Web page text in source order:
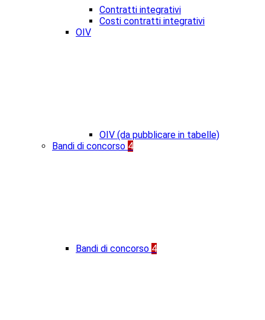
Contratti integrativi
Costi contratti integrativi
OIV
OIV (da pubblicare in tabelle)
Bandi di concorso 4
Bandi di concorso 4